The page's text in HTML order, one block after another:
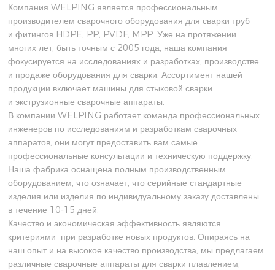
Компания WELPING является профессиональным
производителем сварочного оборудования для сварки труб
и фитингов HDPE, PP, PVDF, MPP. Уже на протяжении
многих лет, быть точным с 2005 года, наша компания
фокусируется на исследованиях и разработках, производстве
и продаже оборудования для сварки. Ассортимент нашей
продукции включает машины для стыковой сварки
и экструзионные сварочные аппараты.
В компании WELPING работает команда профессиональных
инженеров по исследованиям и разработкам сварочных
аппаратов, они могут предоставить вам самые
профессиональные консультации и техническую поддержку.
Наша фабрика оснащена полным производственным
оборудованием, что означает, что серийные стандартные
изделия или изделия по индивидуальному заказу доставлены
в течение 10-15 дней.
Качество и экономическая эффективность являются
критериями при разработке новых продуктов. Опираясь на
наш опыт и на высокое качество производства, мы предлагаем
различные сварочные аппараты для сварки плавлением,